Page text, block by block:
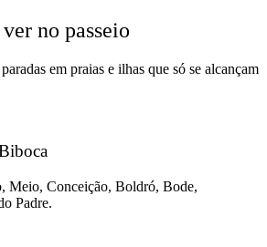
no passeio
em praias e ilhas que só se alcançam
Meio, Conceição, Boldró, Bode,
Padre.